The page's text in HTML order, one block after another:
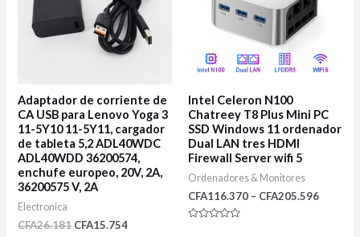
Adaptador de corriente de
CA USB para Lenovo Yoga 3
11-5Y10 11-5Y11, cargador
de tableta 5,2 ADL40WDC
ADL40WDD 36200574,
enchufe europeo, 20V, 2A,
36200575 V, 2A
Electronica
CFA26.181 CFA15.754
Intel Celeron N100
Chatreey T8 Plus Mini PC
SSD Windows 11 ordenador
Dual LAN tres HDMI
Firewall Server wifi 5
Ordenadores & Monitores
CFA116.370 – CFA205.596